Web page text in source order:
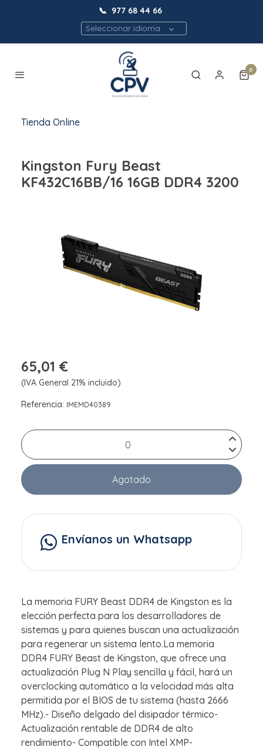
📞 977 68 44 66
Seleccionar idioma
0
Tienda Online
Kingston Fury Beast
KF432C16BB/16 16GB DDR4 3200
65,01 €
(IVA General 21% incluido)
Referencia: IMEMD40389
Agotado
Envíanos un Whatsapp
La memoria FURY Beast DDR4 de Kingston es la
elección perfecta para los desarrolladores de
sistemas y para quienes buscan una actualización
para regenerar un sistema lento.La memoria
DDR4 FURY Beast de Kingston, que ofrece una
actualización Plug N Play sencilla y fácil, hará un
overclocking automático a la velocidad más alta
permitida por el BIOS de tu sistema (hasta 2666
MHz).- Diseño delgado del disipador térmico-
Actualización rentable de DDR4 de alto
rendimiento- Compatible con Intel XMP-